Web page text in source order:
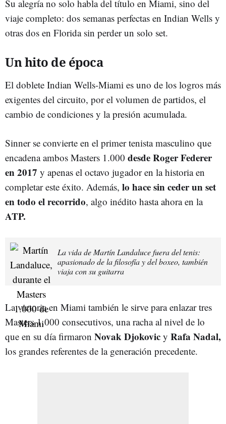
Su alegría no solo habla del título en Miami, sino del
viaje completo: dos semanas perfectas en Indian Wells y
otras dos en Florida sin perder un solo set.
Un hito de época
El doblete Indian Wells-Miami es uno de los logros más
exigentes del circuito, por el volumen de partidos, el
cambio de condiciones y la presión acumulada.
Sinner se convierte en el primer tenista masculino que
encadena ambos Masters 1.000 desde Roger Federer
en 2017 y apenas el octavo jugador en la historia en
completar este éxito. Además, lo hace sin ceder un set
en todo el recorrido, algo inédito hasta ahora en la
ATP.
La vida de Martín Landaluce fuera del tenis:
apasionado de la filosofía y del boxeo, también
viaja con su guitarra
La victoria en Miami también le sirve para enlazar tres
Masters 1.000 consecutivos, una racha al nivel de lo
que en su día firmaron Novak Djokovic y Rafa Nadal,
los grandes referentes de la generación precedente.